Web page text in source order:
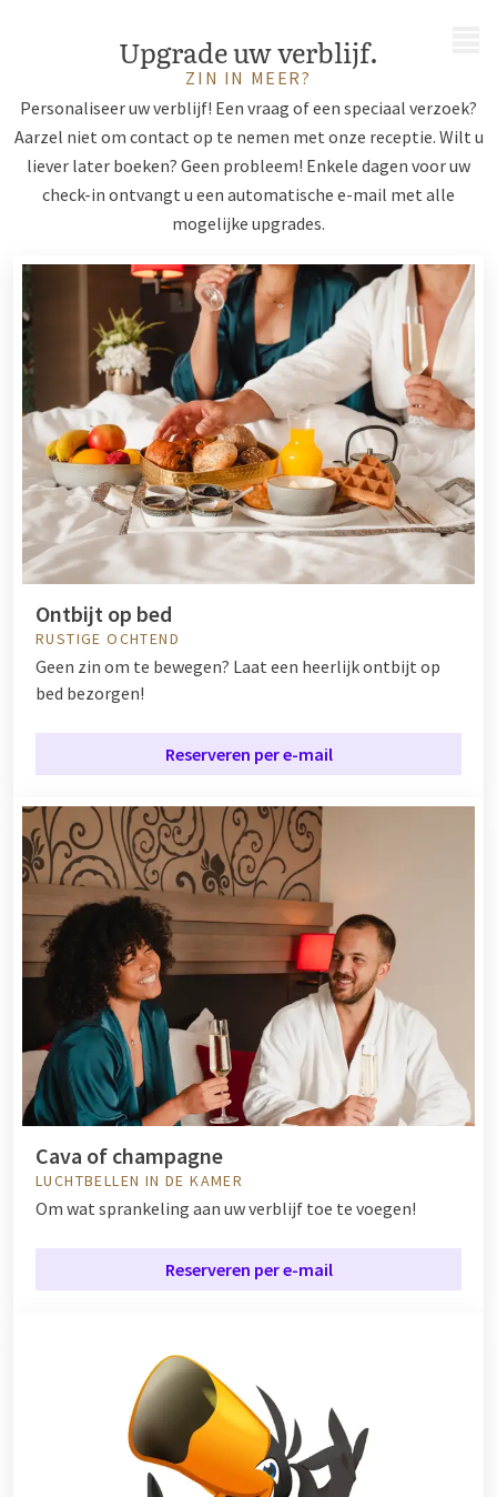
Upgrade uw verblijf.
ZIN IN MEER?
Personaliseer uw verblijf! Een vraag of een speciaal verzoek?
Aarzel niet om contact op te nemen met onze receptie. Wilt u
liever later boeken? Geen probleem! Enkele dagen voor uw
check-in ontvangt u een automatische e-mail met alle
mogelijke upgrades.
Ontbijt op bed
RUSTIGE OCHTEND
Geen zin om te bewegen? Laat een heerlijk ontbijt op
bed bezorgen!
Reserveren per e-mail
Cava of champagne
LUCHTBELLEN IN DE KAMER
Om wat sprankeling aan uw verblijf toe te voegen!
Reserveren per e-mail